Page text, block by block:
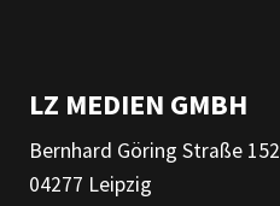
LZ MEDIEN GMBH
Bernhard Göring Straße 152
04277 Leipzig